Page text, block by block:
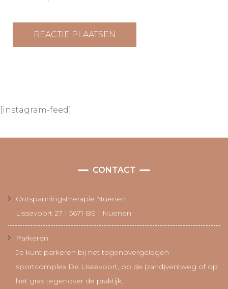
[instagram-feed]
CONTACT
Ontspanningstherapie Nuenen
Lissevoort 27 | 5671 BS | Nuenen
Parkeren
Je kunt parkeren bij het tegenovergelegen
sportcomplex De Lissevoort, op de (zand)ventweg of op
het gras tegenover de praktijk.